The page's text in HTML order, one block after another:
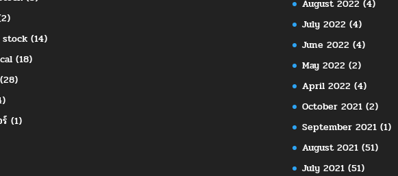
stock (14)
(18)
(28)
(1)
August 2022 (4)
July 2022 (4)
June 2022 (4)
May 2022 (2)
April 2022 (4)
October 2021(2)
September 2021(1)
August 2021(51)
July 2021(51)